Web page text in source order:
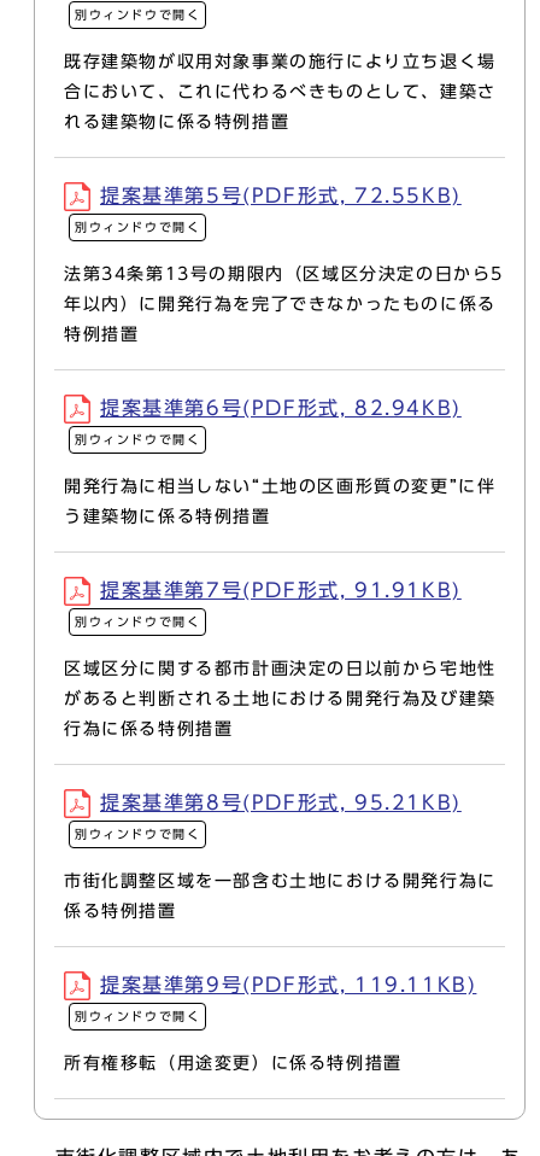
別ウィンドウで開く
既存建築物が収用対象事業の施行により立ち退く場
合において、これに代わるべきものとして、建築さ
れる建築物に係る特例措置
提案基準第5号(PDF形式, 72.55KB)
別ウィンドウで開く
法第34条第13号の期限内（区域区分決定の日から5
年以内）に開発行為を完了できなかったものに係る
特例措置
提案基準第6号(PDF形式, 82.94KB)
別ウィンドウで開く
開発行為に相当しない“土地の区画形質の変更”に伴
う建築物に係る特例措置
提案基準第7号(PDF形式, 91.91KB)
別ウィンドウで開く
区域区分に関する都市計画決定の日以前から宅地性
があると判断される土地における開発行為及び建築
行為に係る特例措置
提案基準第8号(PDF形式, 95.21KB)
別ウィンドウで開く
市街化調整区域を一部含む土地における開発行為に
係る特例措置
提案基準第9号(PDF形式, 119.11KB)
別ウィンドウで開く
所有権移転（用途変更）に係る特例措置